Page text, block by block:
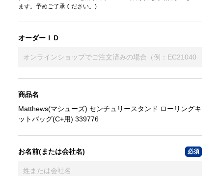
ます。予めご了承ください。)
オーダーＩＤ
商品名
Matthews(マシューズ) センチュリースタンド ローリングキ
ットバッグ(C+用) 339776
お名前(または会社名)